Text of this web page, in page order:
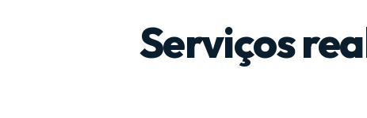
Serviços